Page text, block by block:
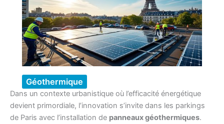
Géothermique
Dans un contexte urbanistique où l’efficacité énergétique
devient primordiale, l’innovation s’invite dans les parkings
de Paris avec l’installation de panneaux géothermiques.